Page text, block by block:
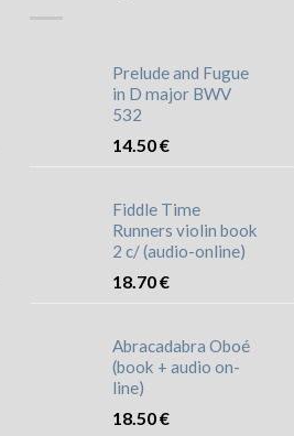
Prelude and Fugue
in D major BWV
532
14.50€
Fiddle Time
Runners violin book
2 c/ (audio-online)
18.70€
Abracadabra Oboé
(book + audio on-
line)
18.50€